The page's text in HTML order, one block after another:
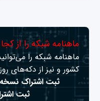
ماهنامه شبکه را از
ماهنامه شبکه را
کشور و نیز از دکه‌های
ثبت اشتراک
ثبت